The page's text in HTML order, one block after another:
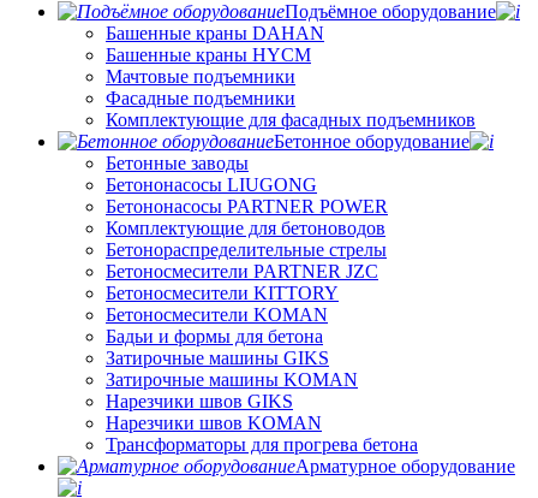
Подъёмное оборудование
Башенные краны DAHAN
Башенные краны HYCM
Мачтовые подъемники
Фасадные подъемники
Комплектующие для фасадных подъемников
Бетонное оборудование
Бетонные заводы
Бетононасосы LIUGONG
Бетононасосы PARTNER POWER
Комплектующие для бетоноводов
Бетонораспределительные стрелы
Бетоносмесители PARTNER JZC
Бетоносмесители KITTORY
Бетоносмесители KOMAN
Бадьи и формы для бетона
Затирочные машины GIKS
Затирочные машины KOMAN
Нарезчики швов GIKS
Нарезчики швов KOMAN
Трансформаторы для прогрева бетона
Арматурное оборудование